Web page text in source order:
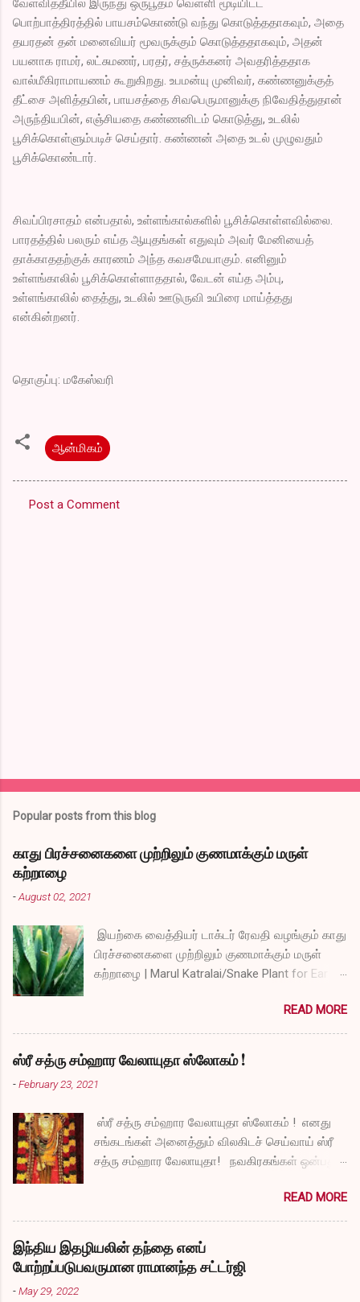
பொற்பாத்திரத்தில் பாயசம்கொண்டு வந்து கொடுத்ததாகவும், அதை
தயரதன் தன் மனைவியர் மூவருக்கும் கொடுத்ததாகவும், அதன்
பயனாக ராமர், லட்சுமணர், பரதர், சத்ருக்கனர் அவதரித்ததாக
வால்மீகிராமாயணம் கூறுகிறது. உபமன்யு முனிவர், கண்ணனுக்குத்
தீட்சை அளித்தபின், பாயசத்தை சிவபெருமானுக்கு நிவேதித்துதான்
அருந்தியபின், எஞ்சியதை கண்ணனிடம் கொடுத்து, உடலில்
பூசிக்கொள்ளும்படிச் செய்தார். கண்ணன் அதை உடல் முழுவதும்
பூசிக்கொண்டார்.
சிவப்பிரசாதம் என்பதால், உள்ளங்கால்களில் பூசிக்கொள்ளவில்லை.
பாரதத்தில் பலரும் எய்த ஆயுதங்கள் எதுவும் அவர் மேனியைத்
தாக்காததற்குக் காரணம் அந்த கவசமேயாகும். எனினும்
உள்ளங்காலில் பூசிக்கொள்ளாததால், வேடன் எய்த அம்பு,
உள்ளங்காலில் தைத்து, உடலில் ஊடுருவி உயிரை மாய்த்தது
என்கின்றனர்.
தொகுப்பு: மகேஸ்வரி
ஆன்மிகம்
Post a Comment
Popular posts from this blog
காது பிரச்சனைகளை முற்றிலும் குணமாக்கும் மருள்
கற்றாழை
-August 02, 2021
இயற்கை வைத்தியர் டாக்டர் ரேவதி வழங்கும் காது
பிரச்சனைகளை முற்றிலும் குணமாக்கும் மருள்
கற்றாழை | Marul Katralai/Snake Plant for Ear
READ MORE
ஸ்ரீ சத்ரு சம்ஹார வேலாயுதா ஸ்லோகம் !
-February 23, 2021
ஸ்ரீ சத்ரு சம்ஹார வேலாயுதா ஸ்லோகம் ! எனது
சங்கடங்கள் அனைத்தும் விலகிடச் செய்வாய் ஸ்ரீ
சத்ரு சம்ஹார வேலாயுதா! நவகிரகங்கள் ஒன்பதும்
வேலாயுதா! சகல விதமான தோஷங்களும் என்னை
விட்டுப் போகட்டும் ஸ்ரீ சத்ரு சம்ஹார வேலாயுதா!
எல்லா விதமான வருத்தங்களும் என்னை விட்டு
அகல வேண்டும் ஸ்ரீ சத்ரு சம்ஹார வேலாயுதா!
துக்கங்களிலிருந்து நிவாரணம் எனக்குக்
READ MORE
இந்திய இதழியலின் தந்தை எனப்
போற்றப்படுபவருமான ராமானந்த சட்டர்ஜி
-May 29, 2022